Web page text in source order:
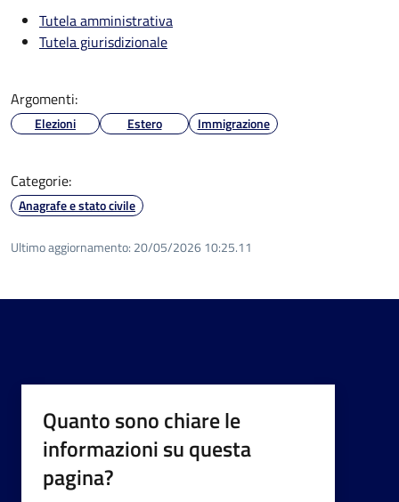
Tutela amministrativa
Tutela giurisdizionale
Argomenti:
Elezioni Estero Immigrazione
Categorie:
Anagrafe e stato civile
Ultimo aggiornamento: 20/05/2026 10:25.11
Quanto sono chiare le
informazioni su questa
pagina?